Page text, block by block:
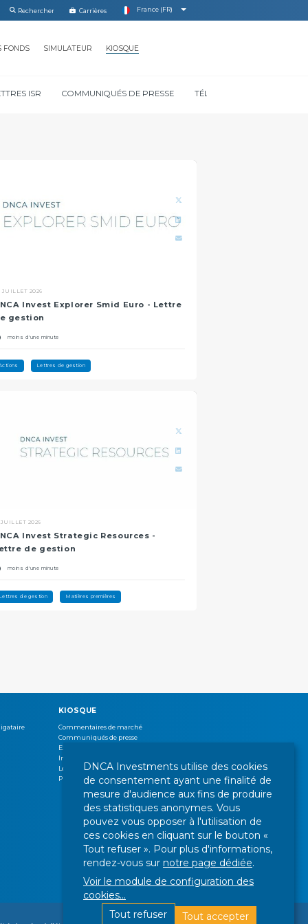
Carrières France (FR)
FONDS SIMULATEUR KIOSQUE
ISR COMMUNIQUÉS DE PRESSE TÉLÉCHARGER NOS
En savoir plus
JUILLET 2026
Invest Explorer Smid Euro - Lettre
gestion
moins d'une minute
Lettres de gestion
JUILLET 2026
Invest Strategic Resources -
de gestion
moins d'une minute
de gestion Matières premières
KIOSQUE
Commentaires de marché
Communiqués de presse
Expertises
Interview
Lettres de gestion
Publications
DNCA Investments utilise des cookies
de consentement ayant une finalité de
mesure d'audience aux fins de produire
des statistiques anonymes. Vous
pouvez vous opposer à l'utilisation de
ces cookies en cliquant sur le bouton «
Tout refuser ». Pour plus d'informations,
rendez-vous sur notre page dédiée.
Voir le module de configuration des
cookies...
Tout refuser
Tout accepter